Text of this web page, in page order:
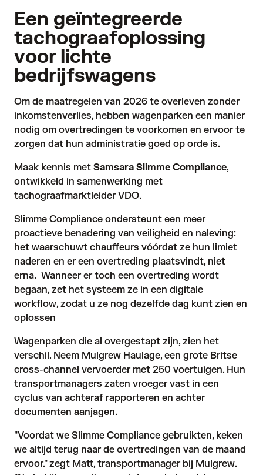
Een geïntegreerde
tachograafoplossing
voor lichte
bedrijfswagens
Om de maatregelen van 2026 te overleven zonder
inkomstenverlies, hebben wagenparken een manier
nodig om overtredingen te voorkomen en ervoor te
zorgen dat hun administratie goed op orde is.
Maak kennis met Samsara Slimme Compliance,
ontwikkeld in samenwerking met
tachograafmarktleider VDO.
Slimme Compliance ondersteunt een meer
proactieve benadering van veiligheid en naleving:
het waarschuwt chauffeurs vóórdat ze hun limiet
naderen en er een overtreding plaatsvindt, niet
erna. Wanneer er toch een overtreding wordt
begaan, zet het systeem ze in een digitale
workflow, zodat u ze nog dezelfde dag kunt zien en
oplossen
Wagenparken die al overgestapt zijn, zien het
verschil. Neem Mulgrew Haulage, een grote Britse
cross-channel vervoerder met 250 voertuigen. Hun
transportmanagers zaten vroeger vast in een
cyclus van achteraf rapporteren en achter
documenten aanjagen.
"Voordat we Slimme Compliance gebruikten, keken
we altijd terug naar de overtredingen van de maand
ervoor." zegt Matt, transportmanager bij Mulgrew.